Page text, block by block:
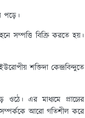
পড়ে।
সম্পত্তি বিক্রি করতে হয়।
শক্তিদা কেন্দ্রবিন্দুতে
ওঠে। এর মাধ্যমে প্রাচ্যের
সম্পর্ককে আরো গতিশীল করে